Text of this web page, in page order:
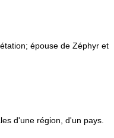
épouse de Zéphyr et
d'une région, d'un pays.